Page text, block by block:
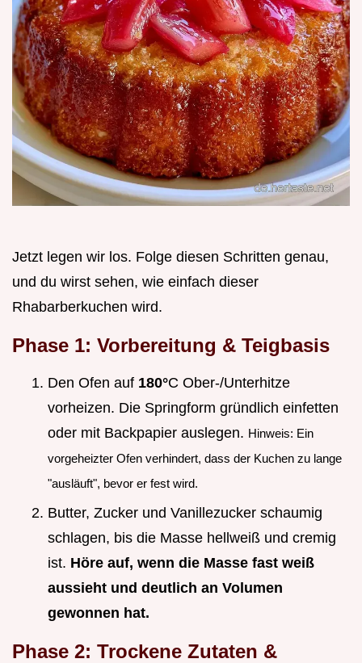
Jetzt legen wir los. Folge diesen Schritten genau,
und du wirst sehen, wie einfach dieser
Rhabarberkuchen wird.
Phase 1: Vorbereitung & Teigbasis
Den Ofen auf 180°C Ober-/Unterhitze
vorheizen. Die Springform gründlich einfetten
oder mit Backpapier auslegen. Hinweis: Ein
vorgeheizter Ofen verhindert, dass der Kuchen zu lange
"ausläuft", bevor er fest wird.
Butter, Zucker und Vanillezucker schaumig
schlagen, bis die Masse hellweiß und cremig
ist. Höre auf, wenn die Masse fast weiß
aussieht und deutlich an Volumen
gewonnen hat.
Phase 2: Trockene Zutaten &